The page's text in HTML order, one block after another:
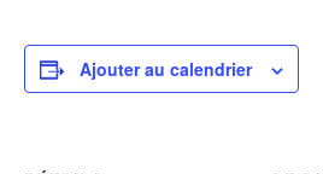
Ajouter au calendrier